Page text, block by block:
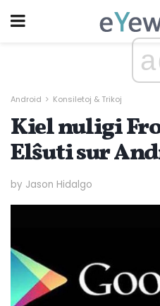
Android Konsiletoj & Trikoj
Kiel nuligi
Elŝuti sur
by Jason Hidalgo